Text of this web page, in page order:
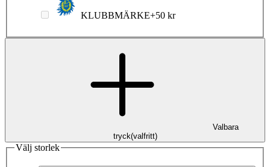
KLUBBMÄRKE+50 kr
Valbara
tryck(valfritt)
Välj storlek